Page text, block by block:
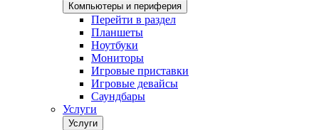
Компьютеры и периферия
Перейти в раздел
Планшеты
Ноутбуки
Мониторы
Игровые приставки
Игровые девайсы
Саундбары
Услуги
Услуги